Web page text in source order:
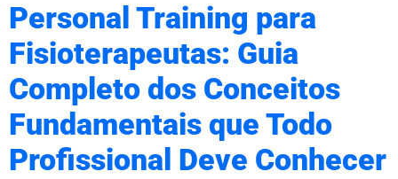
Personal Training para
Fisioterapeutas: Guia
Completo dos Conceitos
Fundamentais que Todo
Profissional Deve Conhecer